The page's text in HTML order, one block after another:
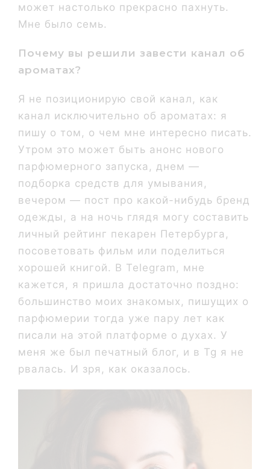
может настолько прекрасно пахнуть.
Мне было семь.
Почему вы решили завести канал об
ароматах?
Я не позиционирую свой канал, как
канал исключительно об ароматах: я
пишу о том, о чем мне интересно писать.
Утром это может быть анонс нового
парфюмерного запуска, днем —
подборка средств для умывания,
вечером — пост про какой-нибудь бренд
одежды, а на ночь глядя могу составить
личный рейтинг пекарен Петербурга,
посоветовать фильм или поделиться
хорошей книгой. В Telegram, мне
кажется, я пришла достаточно поздно:
большинство моих знакомых, пишущих о
парфюмерии тогда уже пару лет как
писали на этой платформе о духах. У
меня же был печатный блог, и в Tg я не
рвалась. И зря, как оказалось.